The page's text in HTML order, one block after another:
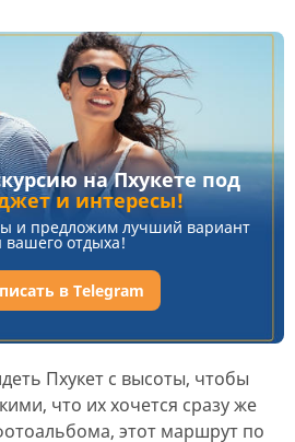
на Пхукете под
и интересы!
и предложим лучший вариант
вашего отдыха!
в Telegram
Пхукет с высоты, чтобы
что их хочется сразу же
этот маршрут по